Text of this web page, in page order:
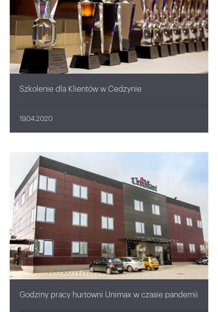
Szkolenie dla Klientów w Cedzynie
19.04.2020
Godziny pracy hurtowni Unimax w czasie pandemii